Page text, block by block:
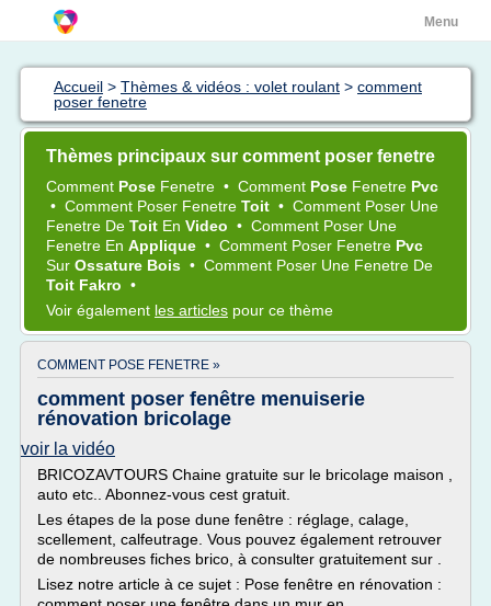
Menu
Accueil > Thèmes & vidéos : volet roulant > comment
poser fenetre
Thèmes principaux sur comment poser fenetre
Comment Pose Fenetre • Comment Pose Fenetre Pvc
• Comment Poser Fenetre Toit • Comment Poser Une
Fenetre De Toit En Video • Comment Poser Une
Fenetre En Applique • Comment Poser Fenetre Pvc
Sur Ossature Bois • Comment Poser Une Fenetre De
Toit Fakro •
Voir également les articles pour ce thème
COMMENT POSE FENETRE »
comment poser fenêtre menuiserie
rénovation bricolage
voir la vidéo
BRICOZAVTOURS Chaine gratuite sur le bricolage maison ,
auto etc.. Abonnez-vous cest gratuit.
Les étapes de la pose dune fenêtre : réglage, calage,
scellement, calfeutrage. Vous pouvez également retrouver
de nombreuses fiches brico, à consulter gratuitement sur .
Lisez notre article à ce sujet : Pose fenêtre en rénovation :